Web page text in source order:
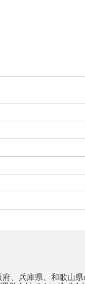
、兵庫県、和歌山